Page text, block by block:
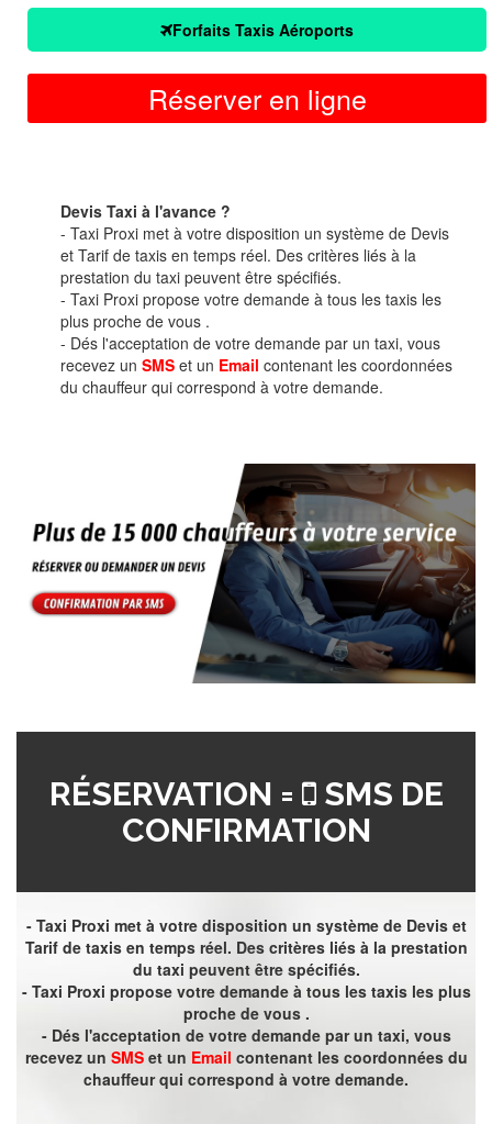
Forfaits Taxis Aéroports
Réserver en ligne
Devis Taxi à l'avance ?
- Taxi Proxi met à votre disposition un système de Devis
et Tarif de taxis en temps réel. Des critères liés à la
prestation du taxi peuvent être spécifiés.
- Taxi Proxi propose votre demande à tous les taxis les
plus proche de vous .
- Dés l'acceptation de votre demande par un taxi, vous
recevez un SMS et un Email contenant les coordonnées
du chauffeur qui correspond à votre demande.
RÉSERVATION =
SMS DE
CONFIRMATION
- Taxi Proxi met à votre disposition un système de Devis et
Tarif de taxis en temps réel. Des critères liés à la prestation
du taxi peuvent être spécifiés.
- Taxi Proxi propose votre demande à tous les taxis les plus
proche de vous .
- Dés l'acceptation de votre demande par un taxi, vous
recevez un SMSet un Email contenant les coordonnées du
chauffeur qui correspond à votre demande.